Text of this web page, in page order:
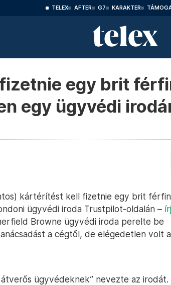
TELEX AFTER G7 KARAKTER
egy brit
egy ügyvédi
kártérítést kell fizetnie egy brit
ügyvédi iroda Trustpilot-oldalán –
Browne ügyvédi iroda perelte be
a cégtől, de elégedetlen volt a
ügyvédeknek” nevezte az irodát.